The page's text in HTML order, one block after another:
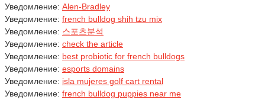
Уведомление: Alen-Bradley
Уведомление: french bulldog shih tzu mix
Уведомление: 스포츠분석
Уведомление: check the article
Уведомление: best probiotic for french bulldogs
Уведомление: esports domains
Уведомление: isla mujeres golf cart rental
Уведомление: french bulldog puppies near me